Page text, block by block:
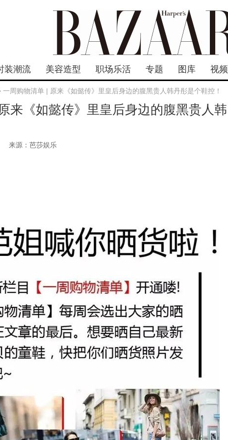
装潮流 美容造型 职场乐活 专题 图库 视频
一周购物清单 | 原来《如懿传》里皇后身边的腹黑贵人韩丹彤是个鞋控！
来《如懿传》里皇后身边的腹黑贵人韩
来源：芭莎娱乐